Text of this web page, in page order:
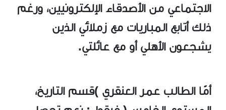
الاجتماعي من الأصدقاء الإلكترونيين، ورغم
ذلك أتابع المباريات مع زملائي الذين
يشجعون الأهلي أو مع عائلتي.
أمًا الطالب عمر العنقري )قسم التاريخ،